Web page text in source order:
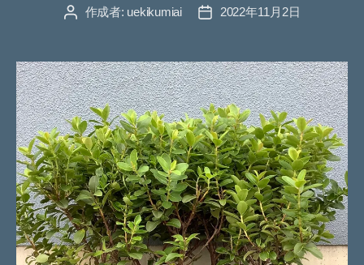
投 作成者: uekikumiai
投
2022年11月2日